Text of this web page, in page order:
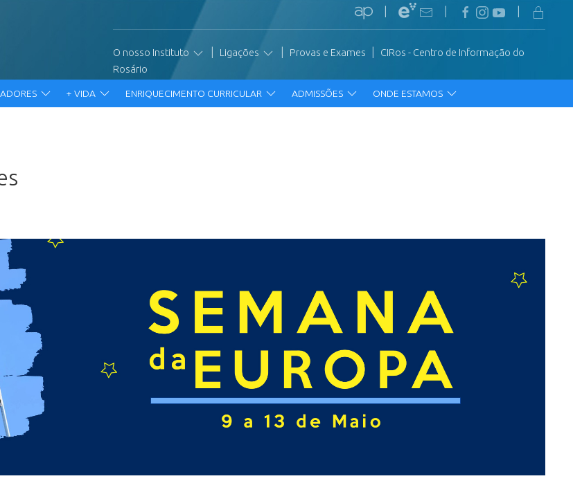
O nosso Instituto Ligações Provas e Exames
CIRos - Centro de Informação do
Rosário
+ VIDA ENRIQUECIMENTO CURRICULAR ADMISSÕES ONDE ESTAMOS